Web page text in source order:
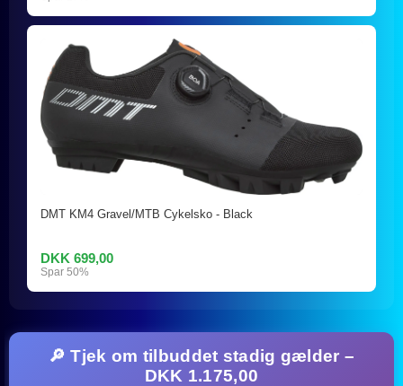
DMT KM4 Gravel/MTB Cykelsko - Black
DKK 699,00
Spar 50%
🔎 Tjek om tilbuddet stadig gælder –
DKK 1.175,00